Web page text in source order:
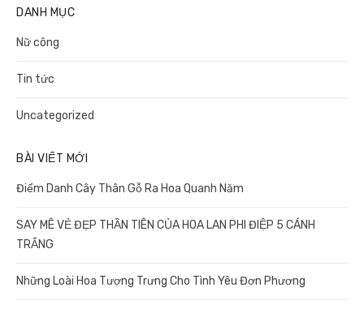
DANH MỤC
Nữ công
Tin tức
Uncategorized
BÀI VIẾT MỚI
Điểm Danh Cây Thân Gỗ Ra Hoa Quanh Năm
SAY MÊ VẺ ĐẸP THẦN TIÊN CỦA HOA LAN PHI ĐIỆP 5 CÁNH
TRẮNG
Những Loài Hoa Tượng Trưng Cho Tình Yêu Đơn Phương